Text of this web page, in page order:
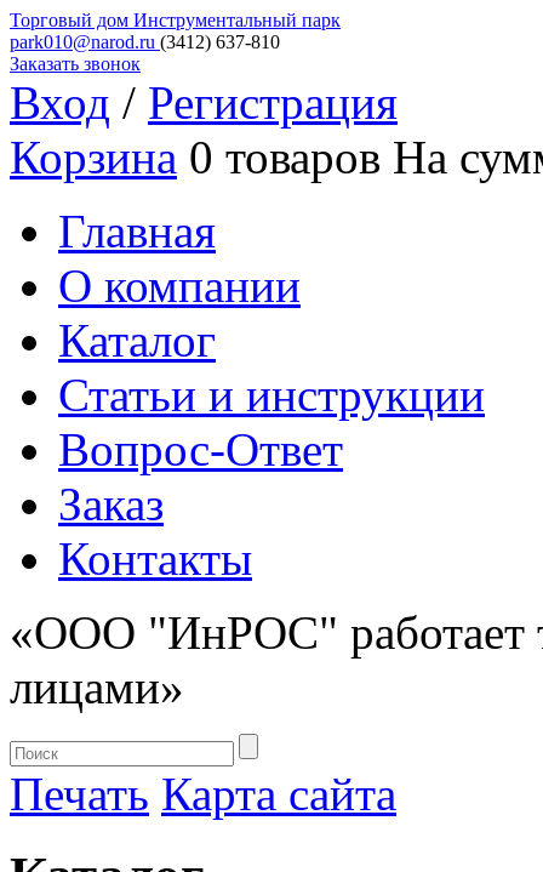
Торговый дом Инструментальный парк
park010@narod.ru (3412) 637-810
Заказать звонок
Вход / Регистрация
Корзина 0 товаров На
Главная
О компании
Каталог
Статьи и инструкции
Вопрос-Ответ
Заказ
Контакты
«ООО "ИнРОС" работает
лицами»
Печать Карта сайта